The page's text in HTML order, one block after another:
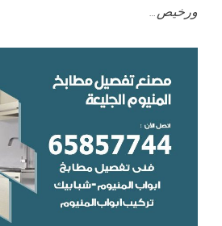
ورخيص…